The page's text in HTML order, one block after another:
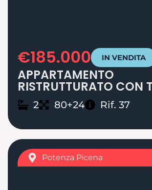
€185.000 IN VENDITA
APPARTAMENTO
RISTRUTTURATO CON
2 80+24 Rif. 37
Potenza Picena